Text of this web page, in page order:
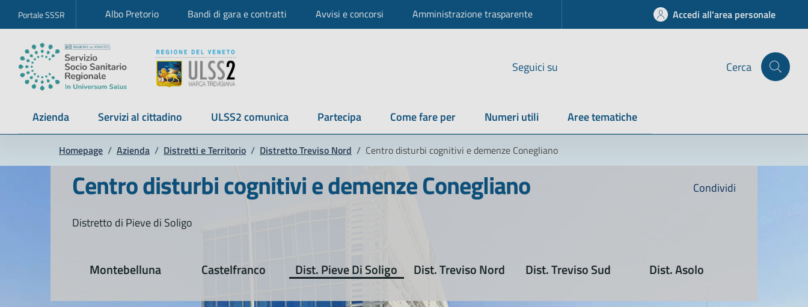
Portale SSSR Albo Pretorio Bandi di gara e contratti Avvisi e concorsi Amministrazione trasparente Accedi all'area personale
Seguici su Cerca
Azienda Servizi al cittadino ULSS2 comunica Partecipa Come fare per Numeri utili Aree tematiche
Homepage / Azienda / Distretti e Territorio / Distretto Treviso Nord / Centro disturbi cognitivi e demenze Conegliano
Condividi
Centro disturbi cognitivi e demenze Conegliano
Distretto di Pieve di Soligo
Montebelluna Castelfranco Dist. Pieve Di Soligo Dist. Treviso Nord Dist. Treviso Sud Dist. Asolo